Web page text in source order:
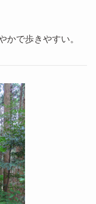
かで歩きやすい。